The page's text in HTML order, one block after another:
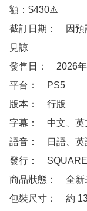
額：$430⚠️
截訂日期：　因
見諒
發售日：　2026
平台：　PS5
版本：　行版
字幕：　中文、英
語音：　日語、英
發行：　
商品狀態：　全新
包裝尺寸：　約